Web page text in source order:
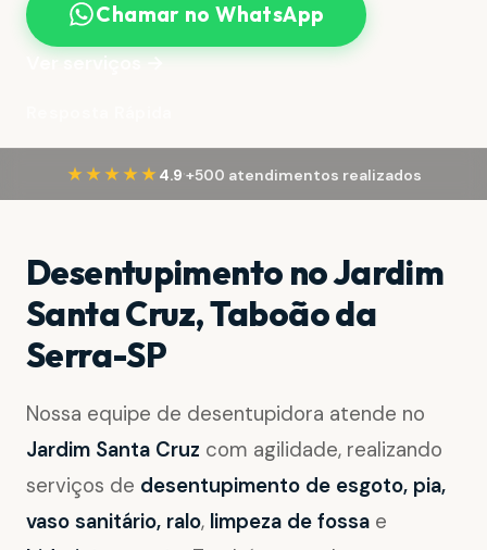
Chamar no WhatsApp
Ver serviços →
★★★★★ 4.9·+500 atendimentos realizados
Desentupimento no Jardim
Santa Cruz, Taboão da
Serra-SP
Nossa equipe de desentupidora atende no
Jardim Santa Cruz com agilidade, realizando
serviços de desentupimento de esgoto, pia,
vaso sanitário, ralo, limpeza de fossa e